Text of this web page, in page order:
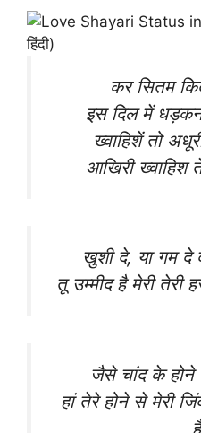
कर सितम
इस दिल में धड़कन
ख्वाहिशें तो
आखिरी ख्वाहिश
खुशी दे, या गम दे
तू उम्मीद है मेरी तेरी
जैसे चांद के होने
हां तेरे होने से मेरी